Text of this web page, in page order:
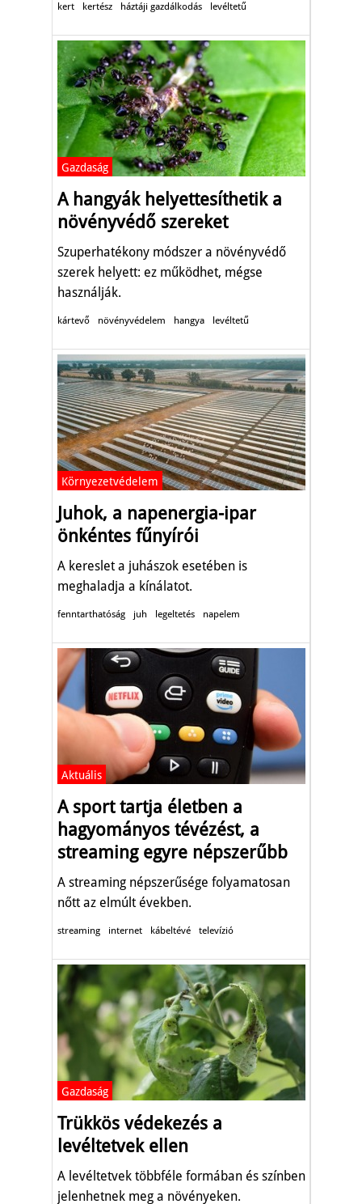
kert kertész háztáji gazdálkodás levéltetű
Gazdaság
A hangyák helyettesíthetik a
növényvédő szereket
Szuperhatékony módszer a növényvédő
szerek helyett: ez működhet, mégse
használják.
kártevő növényvédelem hangya levéltetű
Környezetvédelem
Juhok, a napenergia-ipar
önkéntes fűnyírói
A kereslet a juhászok esetében is
meghaladja a kínálatot.
fenntarthatóság juh legeltetés napelem
Aktuális
A sport tartja életben a
hagyományos tévézést, a
streaming egyre népszerűbb
A streaming népszerűsége folyamatosan
nőtt az elmúlt években.
streaming internet kábeltévé televízió
Gazdaság
Trükkös védekezés a
levéltetvek ellen
A levéltetvek többféle formában és színben
jelenhetnek meg a növényeken.